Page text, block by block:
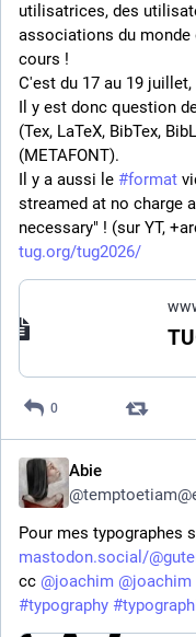
utilisatrices, des
associations du monde
cours !
C'est du 17 au 19 juillet,
Il y est donc question
(Tex, LaTeX, BibTex,
(METAFONT).
Il y a aussi le #format
streamed at no charge
necessary" ! (sur YT,
tug.org/tug2026/
0
Abie
@
Pour mes typographes
mastodon.social/
cc @joachim @joachim
#typography #